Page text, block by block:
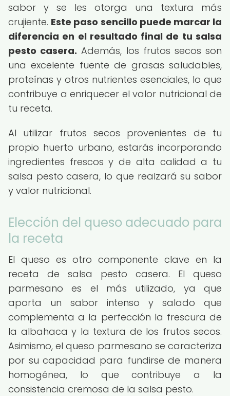
sabor y se les otorga una textura más
crujiente. Este paso sencillo puede marcar la
diferencia en el resultado final de tu salsa
pesto casera. Además, los frutos secos son
una excelente fuente de grasas saludables,
proteínas y otros nutrientes esenciales, lo que
contribuye a enriquecer el valor nutricional de
tu receta.
Al utilizar frutos secos provenientes de tu
propio huerto urbano, estarás incorporando
ingredientes frescos y de alta calidad a tu
salsa pesto casera, lo que realzará su sabor
y valor nutricional.
Elección del queso adecuado para
la receta
El queso es otro componente clave en la
receta de salsa pesto casera. El queso
parmesano es el más utilizado, ya que
aporta un sabor intenso y salado que
complementa a la perfección la frescura de
la albahaca y la textura de los frutos secos.
Asimismo, el queso parmesano se caracteriza
por su capacidad para fundirse de manera
homogénea, lo que contribuye a la
consistencia cremosa de la salsa pesto.